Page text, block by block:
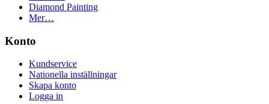
Diamond Painting
Mer…
Konto
Kundservice
Nationella inställningar
Skapa konto
Logga in